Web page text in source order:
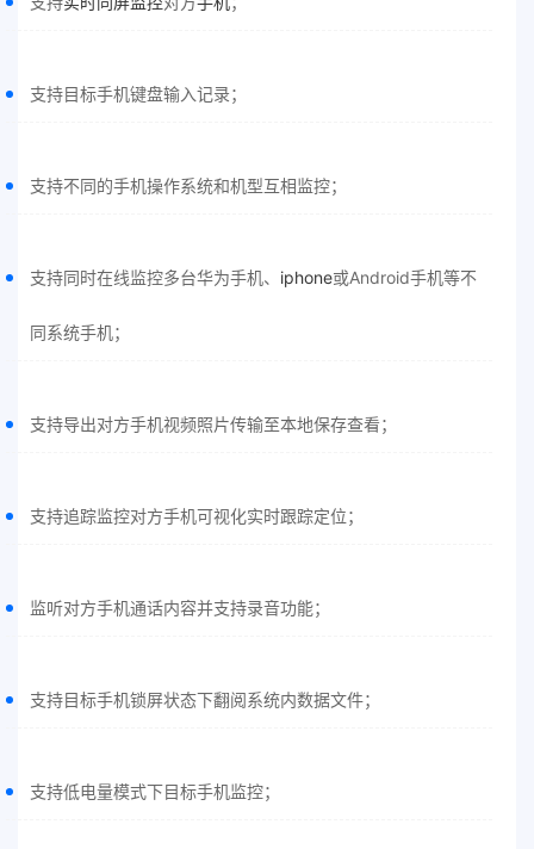
支持目标手机键盘输入记录；
支持不同的手机操作系统和机型互相监控；
支持同时在线监控多台华为手机、 iphone或Android手机等不
同系统手机；
支持导出对方手机视频照片传输至本地保存查看；
支持追踪监控对方手机可视化实时跟踪定位；
监听对方手机通话内容并支持录音功能；
支持目标手机锁屏状态下翻阅系统内数据文件；
支持低电量模式下目标手机监控；